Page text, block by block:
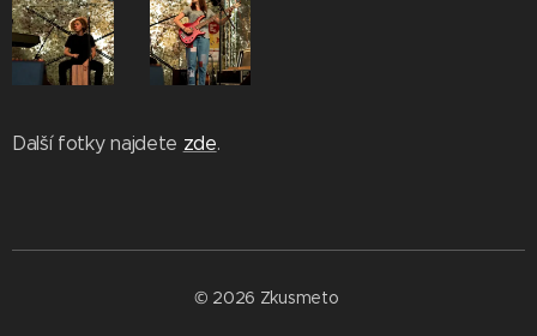
Další fotky najdete zde.
© 2026 Zkusmeto